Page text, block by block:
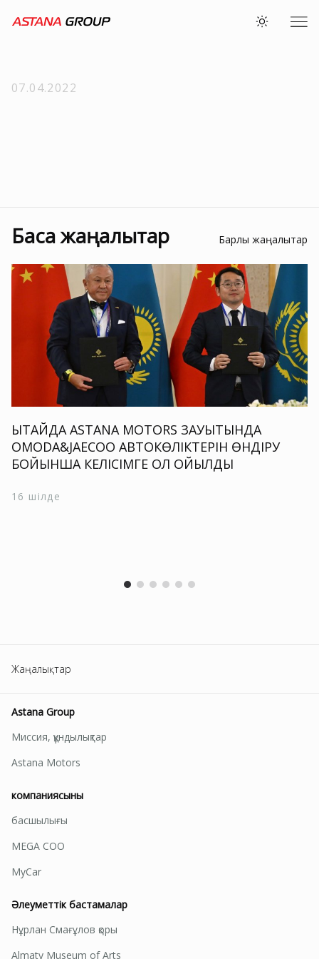
07.04.2022
Басқа жаңалықтар Барлық жаңалықтар
ҚЫТАЙДА ASTANA MOTORS ЗАУЫТЫНДА
OMODA&JAECOO АВТОКӨЛІКТЕРІН ӨНДІРУ
БОЙЫНША КЕЛІСІМГЕ ҚОЛ ҚОЙЫЛДЫ
16 шілде
Жаңалықтар
Astana Group
Миссия, құндылықтар
Astana Motors
компаниясының
басшылығы
MEGA СОО
MyCar
Әлеуметтік бастамалар
Нұрлан Смағұлов қоры
Almaty Museum of Arts